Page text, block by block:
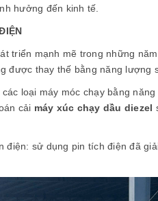
hưởng đến kinh tế.
triển mạnh mẽ trong những
được thay thế bằng năng lượng
các loại máy móc chạy bằng
cải máy xúc chạy dầu diezel
sử dụng pin tích điện đã